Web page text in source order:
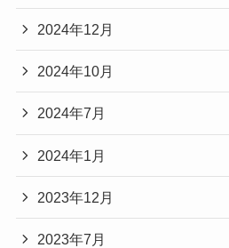
2024年12月
2024年10月
2024年7月
2024年1月
2023年12月
2023年7月